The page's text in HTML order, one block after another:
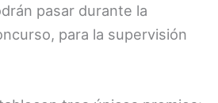
pasar durante la
para la supervisión